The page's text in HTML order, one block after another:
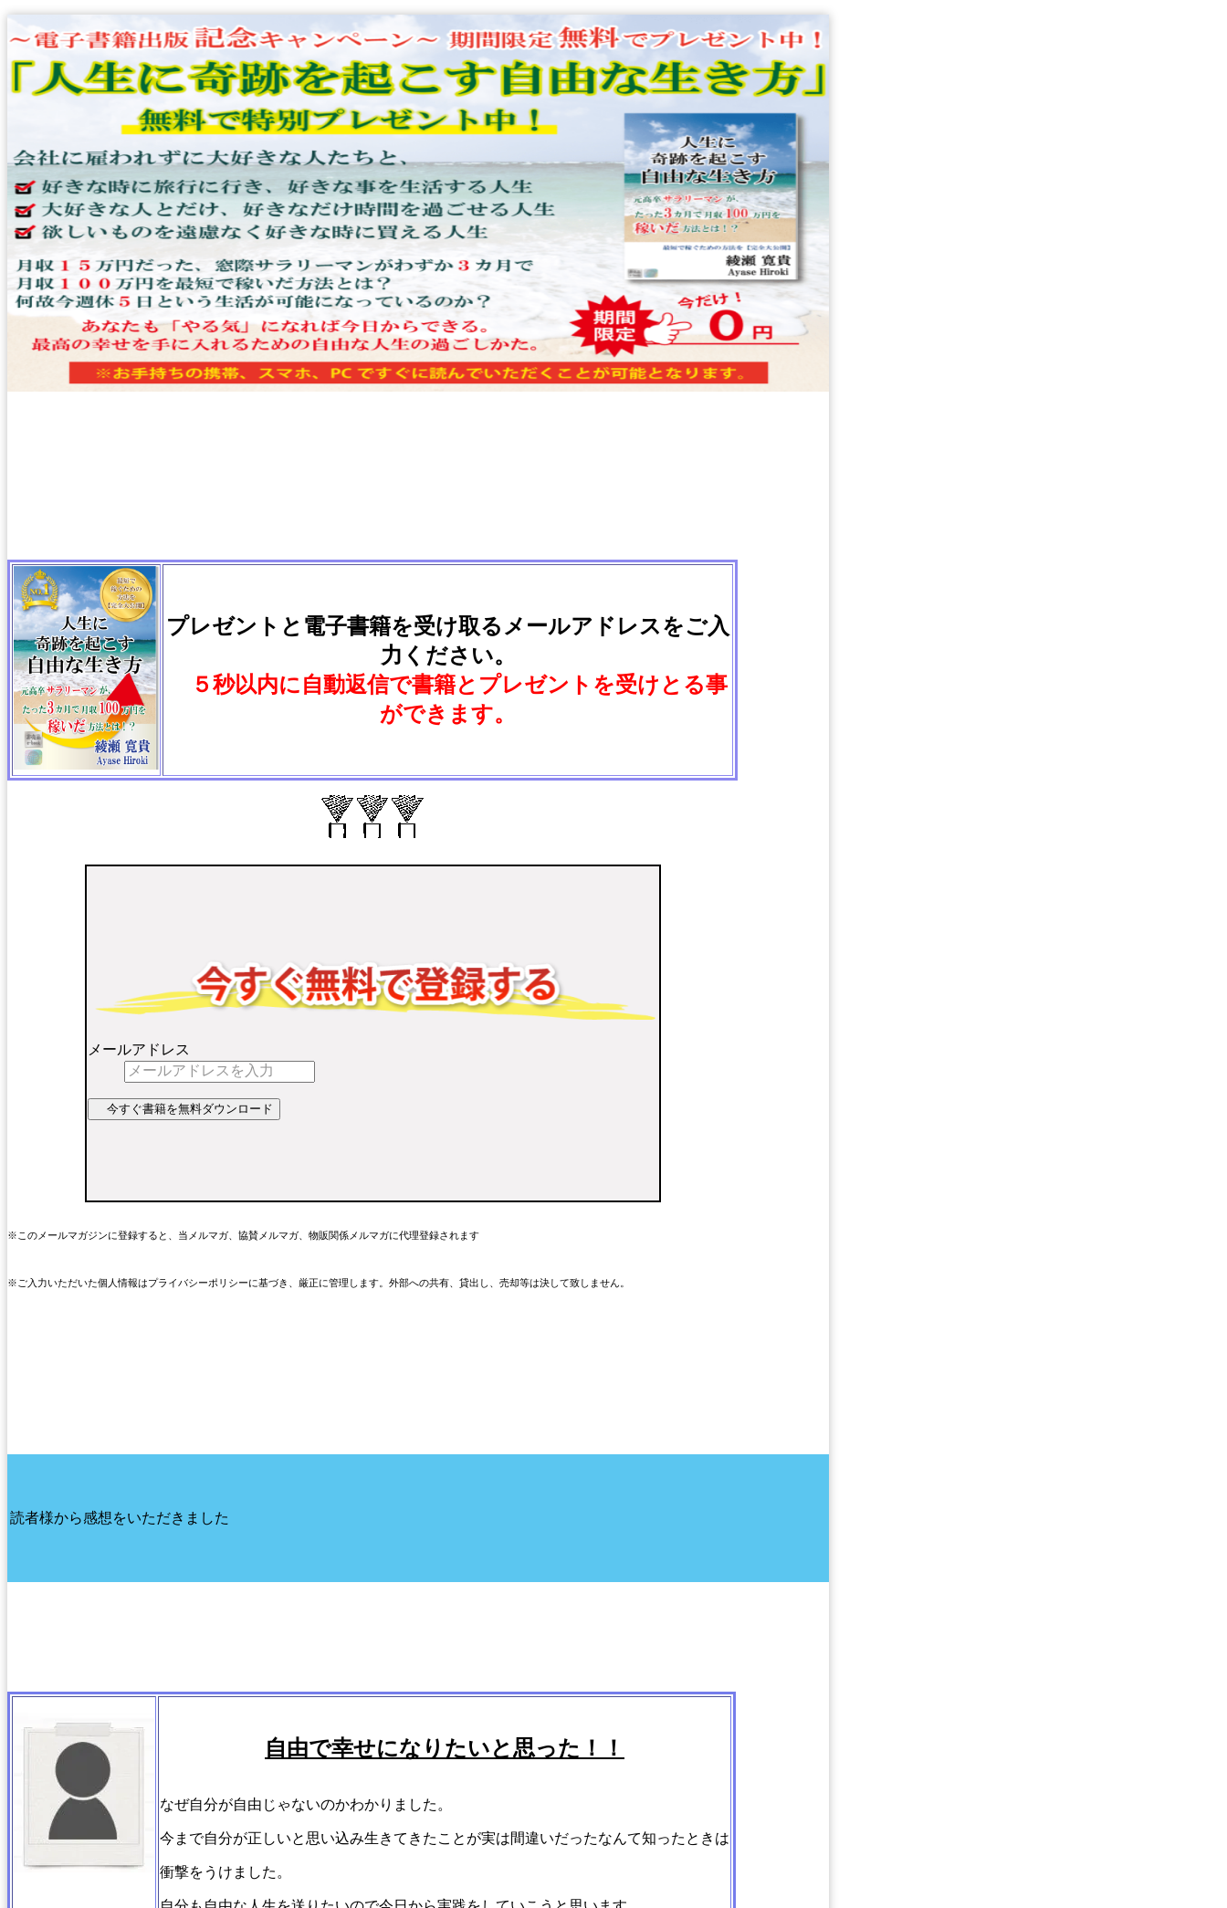
プレゼントと電子書籍を受け取るメールアドレスをご入
力ください。
５秒以内に自動返信で書籍とプレゼントを受けとる事
ができます。
メールアドレス
※このメールマガジンに登録すると、当メルマガ、協賛メルマガ、物販関係メルマガに代理登録されます
※ご入力いただいた個人情報はプライバシーポリシーに基づき、厳正に管理します。外部への共有、貸出し、売却等は決して致しません。
読者様から感想をいただきました
自由で幸せになりたいと思った！！
なぜ自分が自由じゃないのかわかりました。
今まで自分が正しいと思い込み生きてきたことが実は間違いだったなんて知ったときは
衝撃をうけました。